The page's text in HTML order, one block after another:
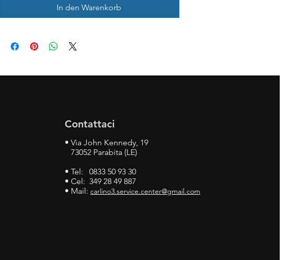
In den Warenkorb
Contattaci
• Via John Kennedy, 19
73052 Parabita (LE)
• Tel: 0833 50 93 30
• Cel: 349 28 49 887
• Mail: carlino3.service.center@gmail.com